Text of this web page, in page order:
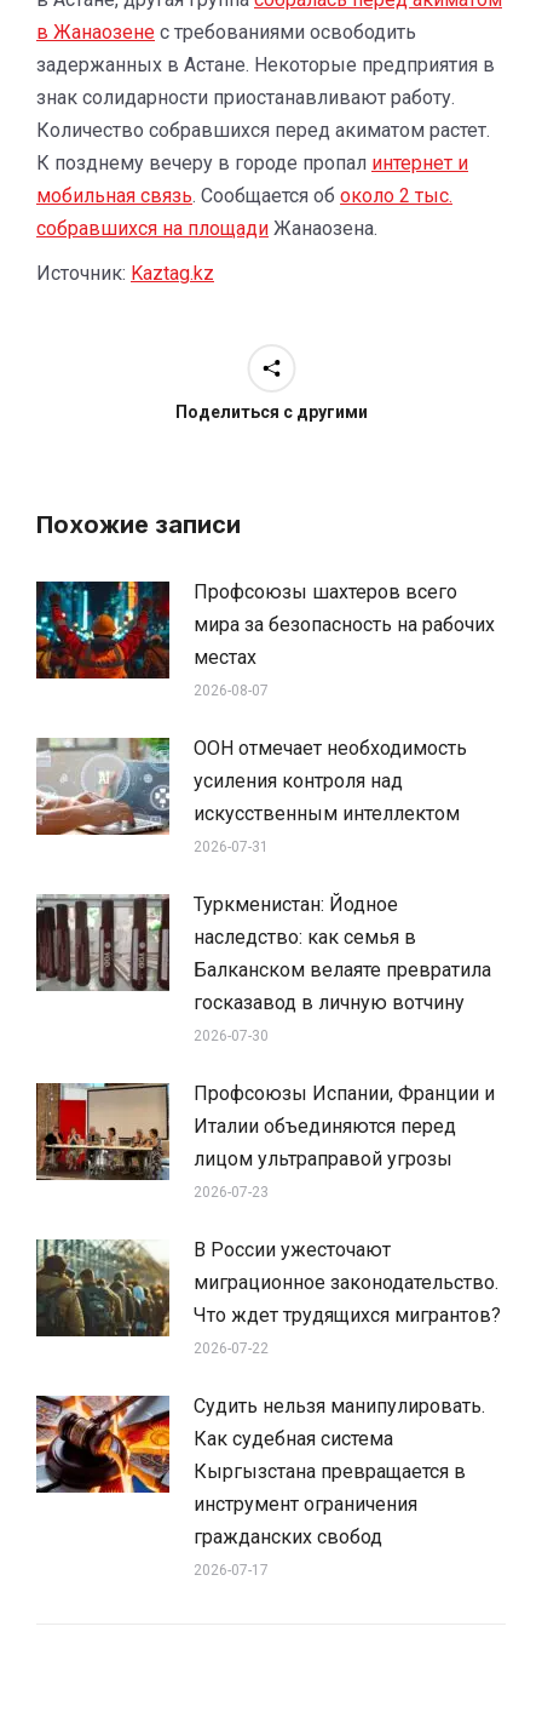
в Жанаозене с требованиями освободить
задержанных в Астане. Некоторые предприятия в
знак солидарности приостанавливают работу.
Количество собравшихся перед акиматом растет.
К позднему вечеру в городе пропал интернет и
мобильная связь. Сообщается об около 2 тыс.
собравшихся на площади Жанаозена.
Источник: Kaztag.kz
Поделиться с другими
Похожие записи
Профсоюзы шахтеров всего
мира за безопасность на рабочих
местах
2026-08-07
ООН отмечает необходимость
усиления контроля над
искусственным интеллектом
2026-07-31
Туркменистан: Йодное
наследство: как семья в
Балканском велаяте превратила
госказавод в личную вотчину
2026-07-30
Профсоюзы Испании, Франции и
Италии объединяются перед
лицом ультраправой угрозы
2026-07-23
В России ужесточают
миграционное законодательство.
Что ждет трудящихся мигрантов?
2026-07-22
Судить нельзя манипулировать.
Как судебная система
Кыргызстана превращается в
инструмент ограничения
гражданских свобод
2026-07-17